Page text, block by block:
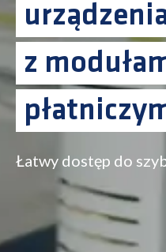
z
Łatwy dostęp do